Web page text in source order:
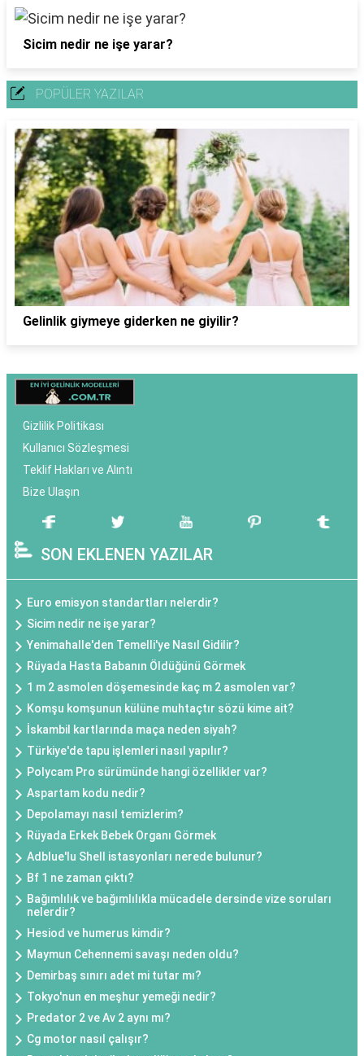
Sicim nedir ne işe yarar?
POPÜLER YAZILAR
Gelinlik giymeye giderken ne giyilir?
Gizlilik Politikası
Kullanıcı Sözleşmesi
Teklif Hakları ve Alıntı
Bize Ulaşın
SON EKLENEN YAZILAR
Euro emisyon standartları nelerdir?
Sicim nedir ne işe yarar?
Yenimahalle'den Temelli'ye Nasıl Gidilir?
Rüyada Hasta Babanın Öldüğünü Görmek
1 m 2 asmolen döşemesinde kaç m 2 asmolen var?
Komşu komşunun külüne muhtaçtır sözü kime ait?
İskambil kartlarında maça neden siyah?
Türkiye'de tapu işlemleri nasıl yapılır?
Polycam Pro sürümünde hangi özellikler var?
Aspartam kodu nedir?
Depolamayı nasıl temizlerim?
Rüyada Erkek Bebek Organı Görmek
Adblue'lu Shell istasyonları nerede bulunur?
Bf 1 ne zaman çıktı?
Bağımlılık ve bağımlılıkla mücadele dersinde vize soruları
nelerdir?
Hesiod ve humerus kimdir?
Maymun Cehennemi savaşı neden oldu?
Demirbaş sınırı adet mi tutar mı?
Tokyo'nun en meşhur yemeği nedir?
Predator 2 ve Av 2 aynı mı?
Cg motor nasıl çalışır?